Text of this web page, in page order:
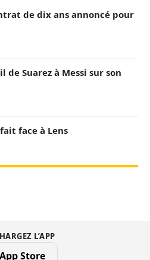
de dix ans annoncé pour
de Suarez à Messi sur son
face à Lens
L’APP
App Store